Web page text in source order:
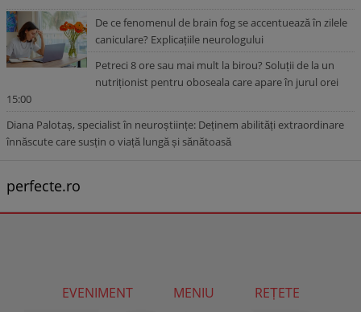
De ce fenomenul de brain fog se accentuează în zilele
caniculare? Explicațiile neurologului
Petreci 8 ore sau mai mult la birou? Soluții de la un
nutriționist pentru oboseala care apare în jurul orei
15:00
Diana Palotaș, specialist în neuroștiințe: Deținem abilități extraordinare
înnăscute care susțin o viață lungă și sănătoasă
perfecte.ro
EVENIMENT MENIU
REȚETE